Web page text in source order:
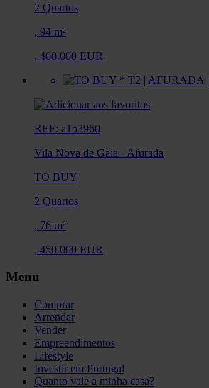
2 Quartos
, 94 m²
, 400.000 EUR
REF: a153960
Vila Nova de Gaia - Afurada
TO BUY
2 Quartos
, 76 m²
, 450.000 EUR
Menu
Comprar
Arrendar
Vender
Empreendimentos
Lifestyle
Investir em Portugal
Quanto vale a minha casa?